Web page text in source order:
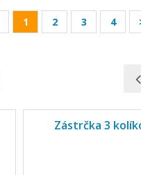
1 2 3 4
Zástrčka 3